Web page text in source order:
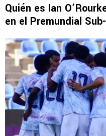
Quién es Ian
en el Premundial